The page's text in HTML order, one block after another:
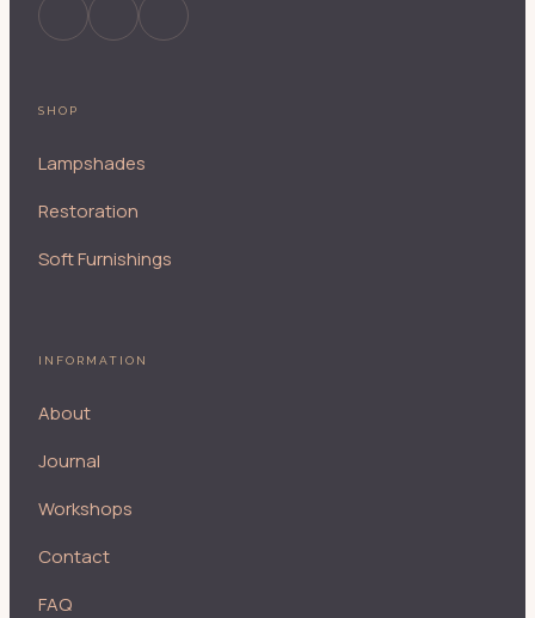
SHOP
Lampshades
Restoration
Soft Furnishings
INFORMATION
About
Journal
Workshops
Contact
FAQ